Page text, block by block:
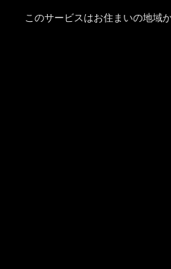
このサービスはお住まいの地域